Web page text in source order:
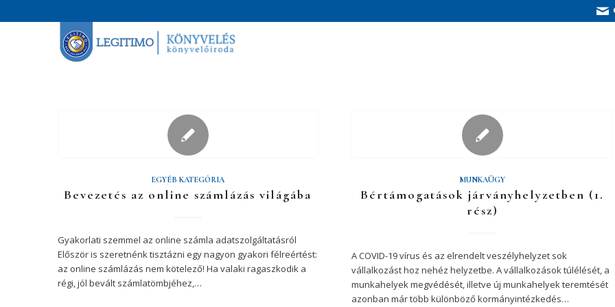
EGYÉB KATEGÓRIA
Bevezetés az online számlázás világába
Gyakorlati szemmel az online számla adatszolgáltatásról
Először is szeretnénk tisztázni egy nagyon gyakori félreértést:
az online számlázás nem kötelező! Ha valaki ragaszkodik a
régi, jól bevált számlatömbjéhez,…
MUNKAÜGY
Bértámogatások járványhelyzetben (1.
rész)
A COVID-19 vírus és az elrendelt veszélyhelyzet sok
vállalkozást hoz nehéz helyzetbe. A vállalkozások túlélését, a
munkahelyek megvédését, illetve új munkahelyek teremtését
azonban már több különböző kormányintézkedés…